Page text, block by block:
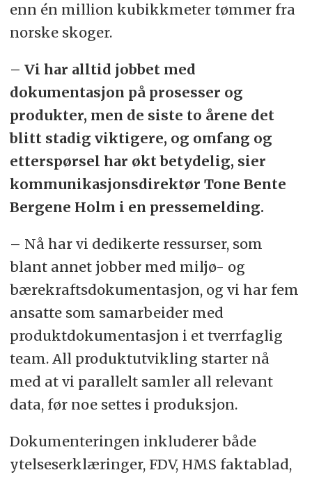
enn én million kubikkmeter tømmer fra
norske skoger.
– Vi har alltid jobbet med
dokumentasjon på prosesser og
produkter, men de siste to årene det
blitt stadig viktigere, og omfang og
etterspørsel har økt betydelig, sier
kommunikasjonsdirektør Tone Bente
Bergene Holm i en pressemelding.
– Nå har vi dedikerte ressurser, som
blant annet jobber med miljø- og
bærekraftsdokumentasjon, og vi har fem
ansatte som samarbeider med
produktdokumentasjon i et tverrfaglig
team. All produktutvikling starter nå
med at vi parallelt samler all relevant
data, før noe settes i produksjon.
Dokumenteringen inkluderer både
ytelseserklæringer, FDV, HMS faktablad,